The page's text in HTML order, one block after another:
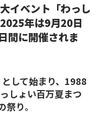
イベント「わっし
年は9月20日
間に開催されま
して始まり、1988
しょい百万夏まつ
り。